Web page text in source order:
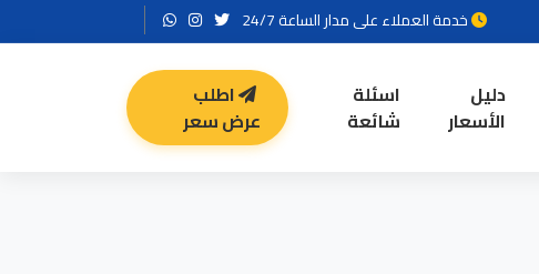
خدمة العملاء على مدار الساعة 24/7
دليل
الأسعار
اسئلة
شائعة
اطلب
عرض سعر